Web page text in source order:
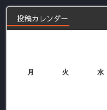
投稿カレンダー
月 火 水